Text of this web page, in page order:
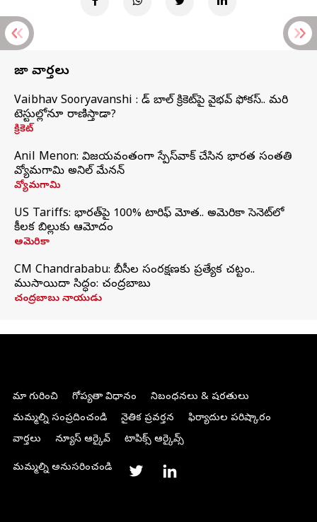
తాజా వార్తలు
Vaibhav Sooryavanshi : రెడ్ బాల్ క్రికెట్‌పై వైభవ్ ఫోకస్.. మరి
టెస్టుల్లోనూ రాణిస్తాడా?
క్రికెట్
Anil Menon: విజయవంతంగా స్పేస్‌వాక్‌ చేసిన భారత సంతతి
వ్యోమగామి అనిల్‌ మేనన్
వ్యోమగామి
US Tariffs: భారత్‌పై 100% టారిఫ్‌ మోత.. అమెరికా సెనెట్‌లో
కీలక బిల్లుకు ఆమోదం
అమెరికా
CM Chandrababu: బీసీల సంరక్షణకు ప్రత్యేక చట్టం..
ముసాయిదా సిద్ధం: చంద్రబాబు
చంద్రబాబు నాయుడు
మా గురించి గోప్యతా విధానం
నిబంధనలు & షరతులు
మమ్మల్ని సంప్రదించండి
నైతిక ప్రవర్తన
ఫిర్యాదుల పరిష్కారం
వార్తలు
న్యూస్ ఆర్కైవ్ టాపిక్స్ ఆర్కైవ్స్
మమ్మల్ని అనుసరించండి